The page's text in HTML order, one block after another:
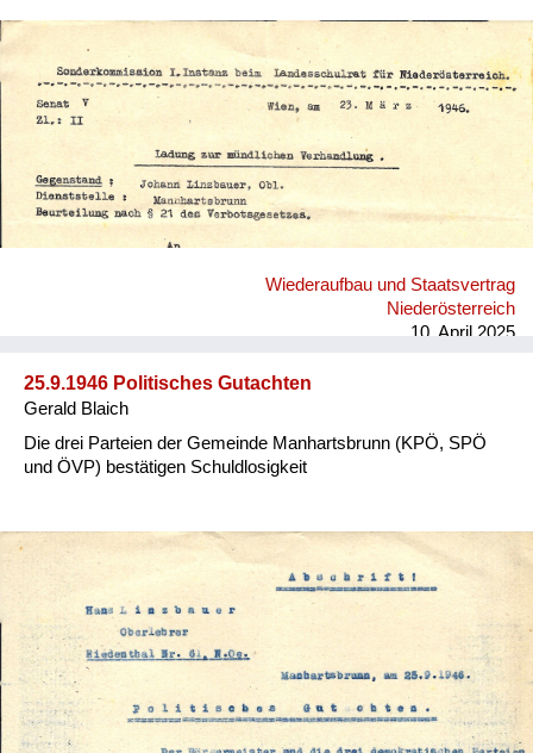
Wiederaufbau und Staatsvertrag
Niederösterreich
10. April 2025
25.9.1946 Politisches Gutachten
Gerald Blaich
Die drei Parteien der Gemeinde Manhartsbrunn (KPÖ, SPÖ
und ÖVP) bestätigen Schuldlosigkeit